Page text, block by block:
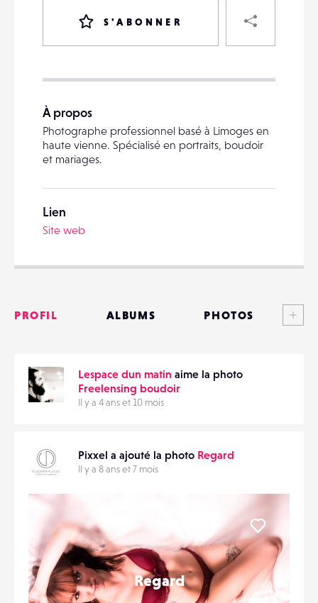
S'ABONNER
DESTINATAIRE
À propos
Photographe professionnel basé à Limoges en
haute vienne. Spécialisé en portraits, boudoir
et mariages.
Lien
Site web
PROFIL ALBUMS PHOTOS
MATÉRIELS
ÉVÉNEMENTS
Lespace dun matin aime la photo
Freelensing boudoir
Il y a 4 ans et 10 mois
Pixxel a ajouté la photo Regard
Il y a 8 ans et 7 mois
Regard